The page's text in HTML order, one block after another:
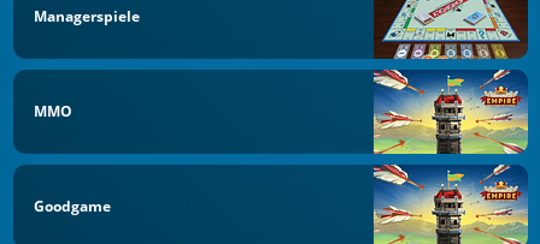
Managerspiele
MMO
Goodgame